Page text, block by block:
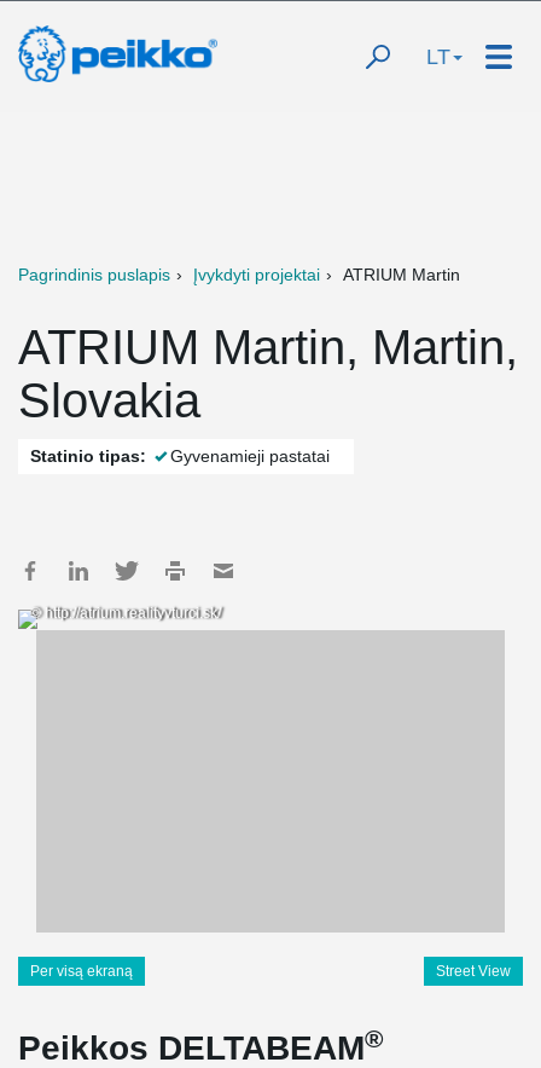
LT
Pagrindinis puslapis Įvykdyti projektai ATRIUM Martin
ATRIUM Martin, Martin,
Slovakia
Statinio tipas: Gyvenamieji pastatai
© http://atrium.realityvturci.sk/
Per visą ekraną Street View
Peikkos DELTABEAM®